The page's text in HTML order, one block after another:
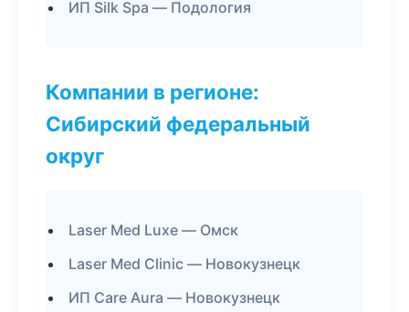
ИП Silk Spa — Подология
Компании в регионе:
Сибирский федеральный
округ
Laser Med Luxe — Омск
Laser Med Clinic — Новокузнецк
ИП Care Aura — Новокузнецк